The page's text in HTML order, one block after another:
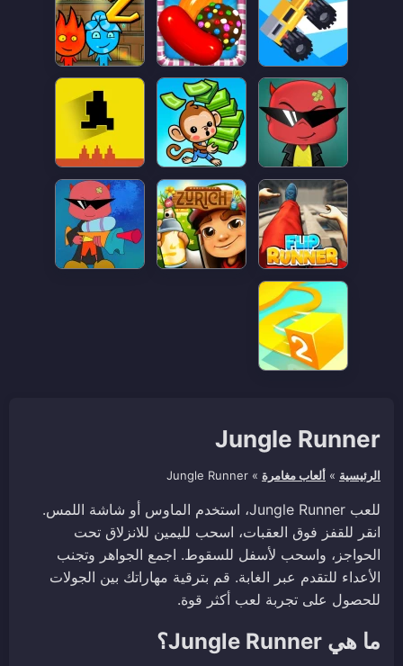
Jungle Runner
الرئيسية » ألعاب مغامرة »
Jungle Runner
للعب Jungle Runner، استخدم الماوس أو شاشة اللمس.
انقر للقفز فوق العقبات، اسحب لليمين للانزلاق تحت
الحواجز، واسحب لأسفل للسقوط. اجمع الجواهر وتجنب
الأعداء للتقدم عبر الغابة. قم بترقية مهاراتك بين الجولات
للحصول على تجربة لعب أكثر قوة.
ما هي Jungle Runner؟